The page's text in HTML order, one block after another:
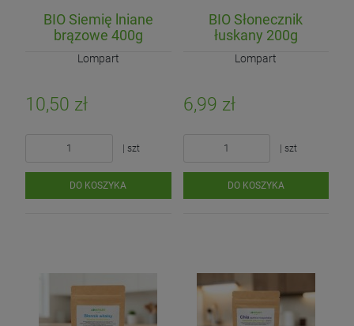
BIO Siemię lniane
brązowe 400g
Lompart
10,50 zł
| szt
DO KOSZYKA
BIO Słonecznik
łuskany 200g
Lompart
6,99 zł
| szt
DO KOSZYKA